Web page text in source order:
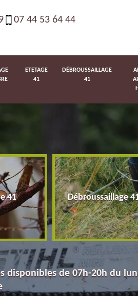
07 44 53 64 44
ETETAGE
41
DÉBROUSSAILLAGE
41
41 Débroussaillage
disponibles de 07h-20h du